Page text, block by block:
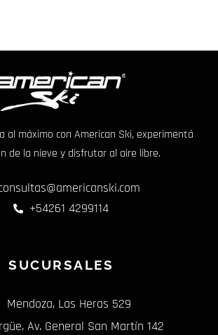
al máximo con American Ski, experimentá
de la nieve y disfrutar al aire libre.
+54261 4299114
SUCURSALES
Mendoza, Las Heras 529
Av. General San Martín 142